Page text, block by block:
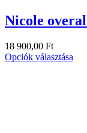
Nicole
18 900,00 Ft
Opciók választása